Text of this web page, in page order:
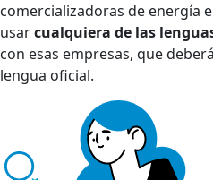
comercializadoras de energía
usarcualquiera de las
con esas empresas, que
lengua oficial.